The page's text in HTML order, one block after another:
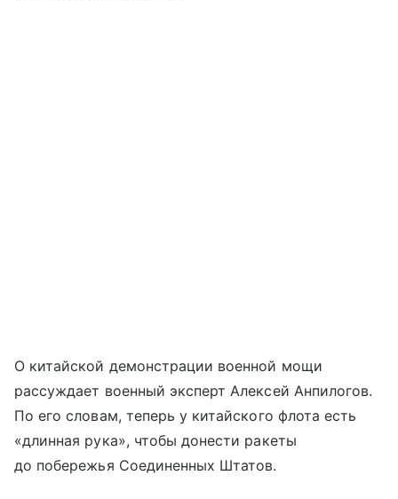
О китайской демонстрации военной мощи
рассуждает военный эксперт Алексей Анпилогов.
По его словам, теперь у китайского флота есть
«длинная рука», чтобы донести ракеты
до побережья Соединенных Штатов.